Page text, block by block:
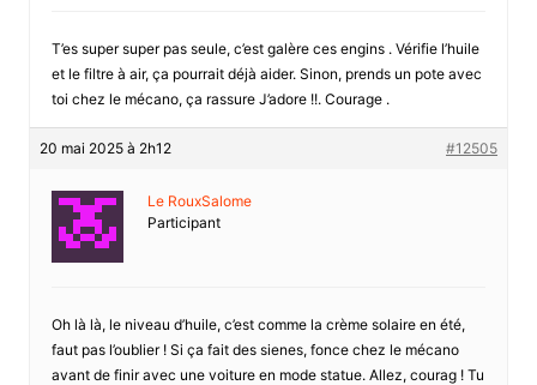
T’es super super pas seule, c’est galère ces engins . Vérifie l’huile
et le filtre à air, ça pourrait déjà aider. Sinon, prends un pote avec
toi chez le mécano, ça rassure J’adore !!. Courage .
20 mai 2025 à 2h12 #12505
Le RouxSalome
Participant
Oh là là, le niveau d’huile, c’est comme la crème solaire en été,
faut pas l’oublier ! Si ça fait des sienes, fonce chez le mécano
avant de finir avec une voiture en mode statue. Allez, courag ! Tu